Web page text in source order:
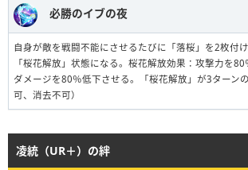
必勝のイブの夜
自身が敵を戦闘不能にさせるたびに「落桜」を2枚付
「桜花解放」状態になる。桜花解放効果：攻撃力を
ダメージを80％低下させる。「桜花解放」が3ターン
可、消去不可）
凌統（UR＋）の絆